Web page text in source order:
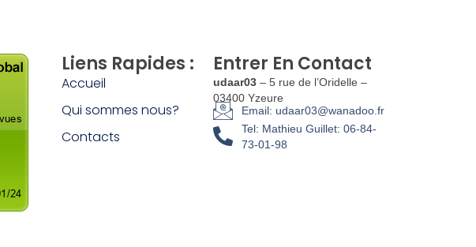
Liens Rapides :
Accueil
Qui sommes nous?
Contacts
Entrer En Contact
udaar03– 5 rue de l’Oridelle –
03400 Yzeure
Email: udaar03@wanadoo.fr
Tel: Mathieu Guillet: 06-84-
73-01-98